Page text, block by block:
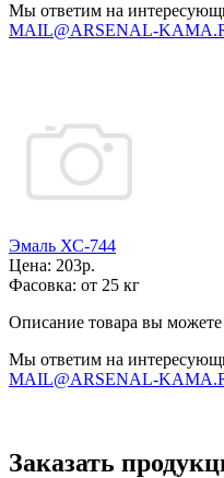
Мы ответим на
MAIL@ARSENAL-
Эмаль ХС-744
Цена: 203р.
Фасовка: от 25 кг
Описание товара вы
Мы ответим на
MAIL@ARSENAL-
Заказать